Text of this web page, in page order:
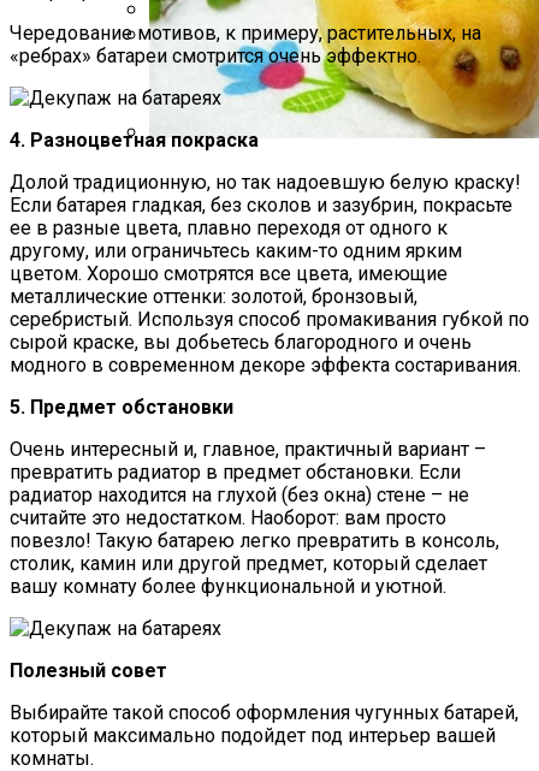
Какие Растения Сажать Для Удачи,
Любви И Богатства
Маникюр С Разноцветными
Стрелочками
Пирожки С Мясом «Поросята»
Чередование мотивов, к примеру, растительных, на
«ребрах» батареи смотрится очень эффектно.
4. Разноцветная покраска
Долой традиционную, но так надоевшую белую краску!
Если батарея гладкая, без сколов и зазубрин, покрасьте
ее в разные цвета, плавно переходя от одного к
другому, или ограничьтесь каким-то одним ярким
цветом. Хорошо смотрятся все цвета, имеющие
металлические оттенки: золотой, бронзовый,
серебристый. Используя способ промакивания губкой по
сырой краске, вы добьетесь благородного и очень
модного в современном декоре эффекта состаривания.
5. Предмет обстановки
Очень интересный и, главное, практичный вариант –
превратить радиатор в предмет обстановки. Если
радиатор находится на глухой (без окна) стене – не
считайте это недостатком. Наоборот: вам просто
повезло! Такую батарею легко превратить в консоль,
столик, камин или другой предмет, который сделает
вашу комнату более функциональной и уютной.
Полезный совет
Выбирайте такой способ оформления чугунных батарей,
который максимально подойдет под интерьер вашей
комнаты.